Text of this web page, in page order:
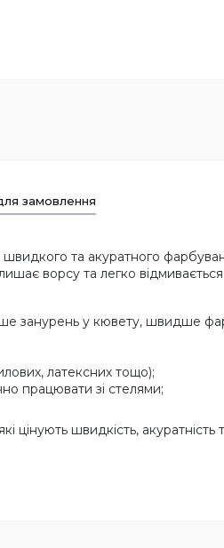
замовлення
та акуратного
ворсу та легко
занурень у кювету, швидше
латексних тощо);
працювати зі стелями;
швидкість, акуратність